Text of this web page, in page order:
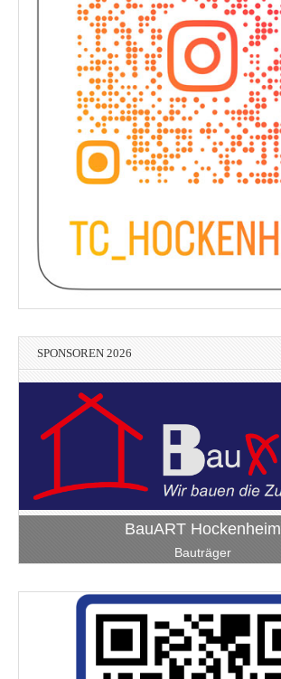
SPONSOREN 2026
BauART Hockenheim
Bauträger